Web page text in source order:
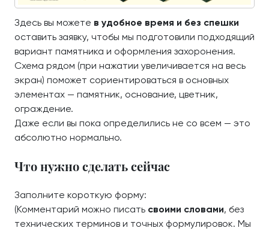
Здесь вы можете в удобное время и без спешки
оставить заявку, чтобы мы подготовили подходящий
вариант памятника и оформления захоронения.
Схема рядом (при нажатии увеличивается на весь
экран) поможет сориентироваться в основных
элементах — памятник, основание, цветник,
ограждение.
Даже если вы пока определились не со всем — это
абсолютно нормально.
Что нужно сделать сейчас
Заполните короткую форму:
(Комментарий можно писать своими словами, без
технических терминов и точных формулировок. Мы